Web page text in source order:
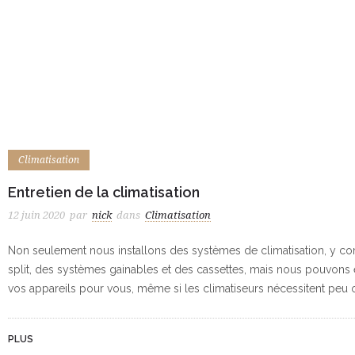
Climatisation
Entretien de la climatisation
12 juin 2020 par nick dans Climatisation
Non seulement nous installons des systèmes de climatisation, y
split, des systèmes gainables et des cassettes, mais nous pouvons
vos appareils pour vous, même si les climatiseurs nécessitent peu
PLUS